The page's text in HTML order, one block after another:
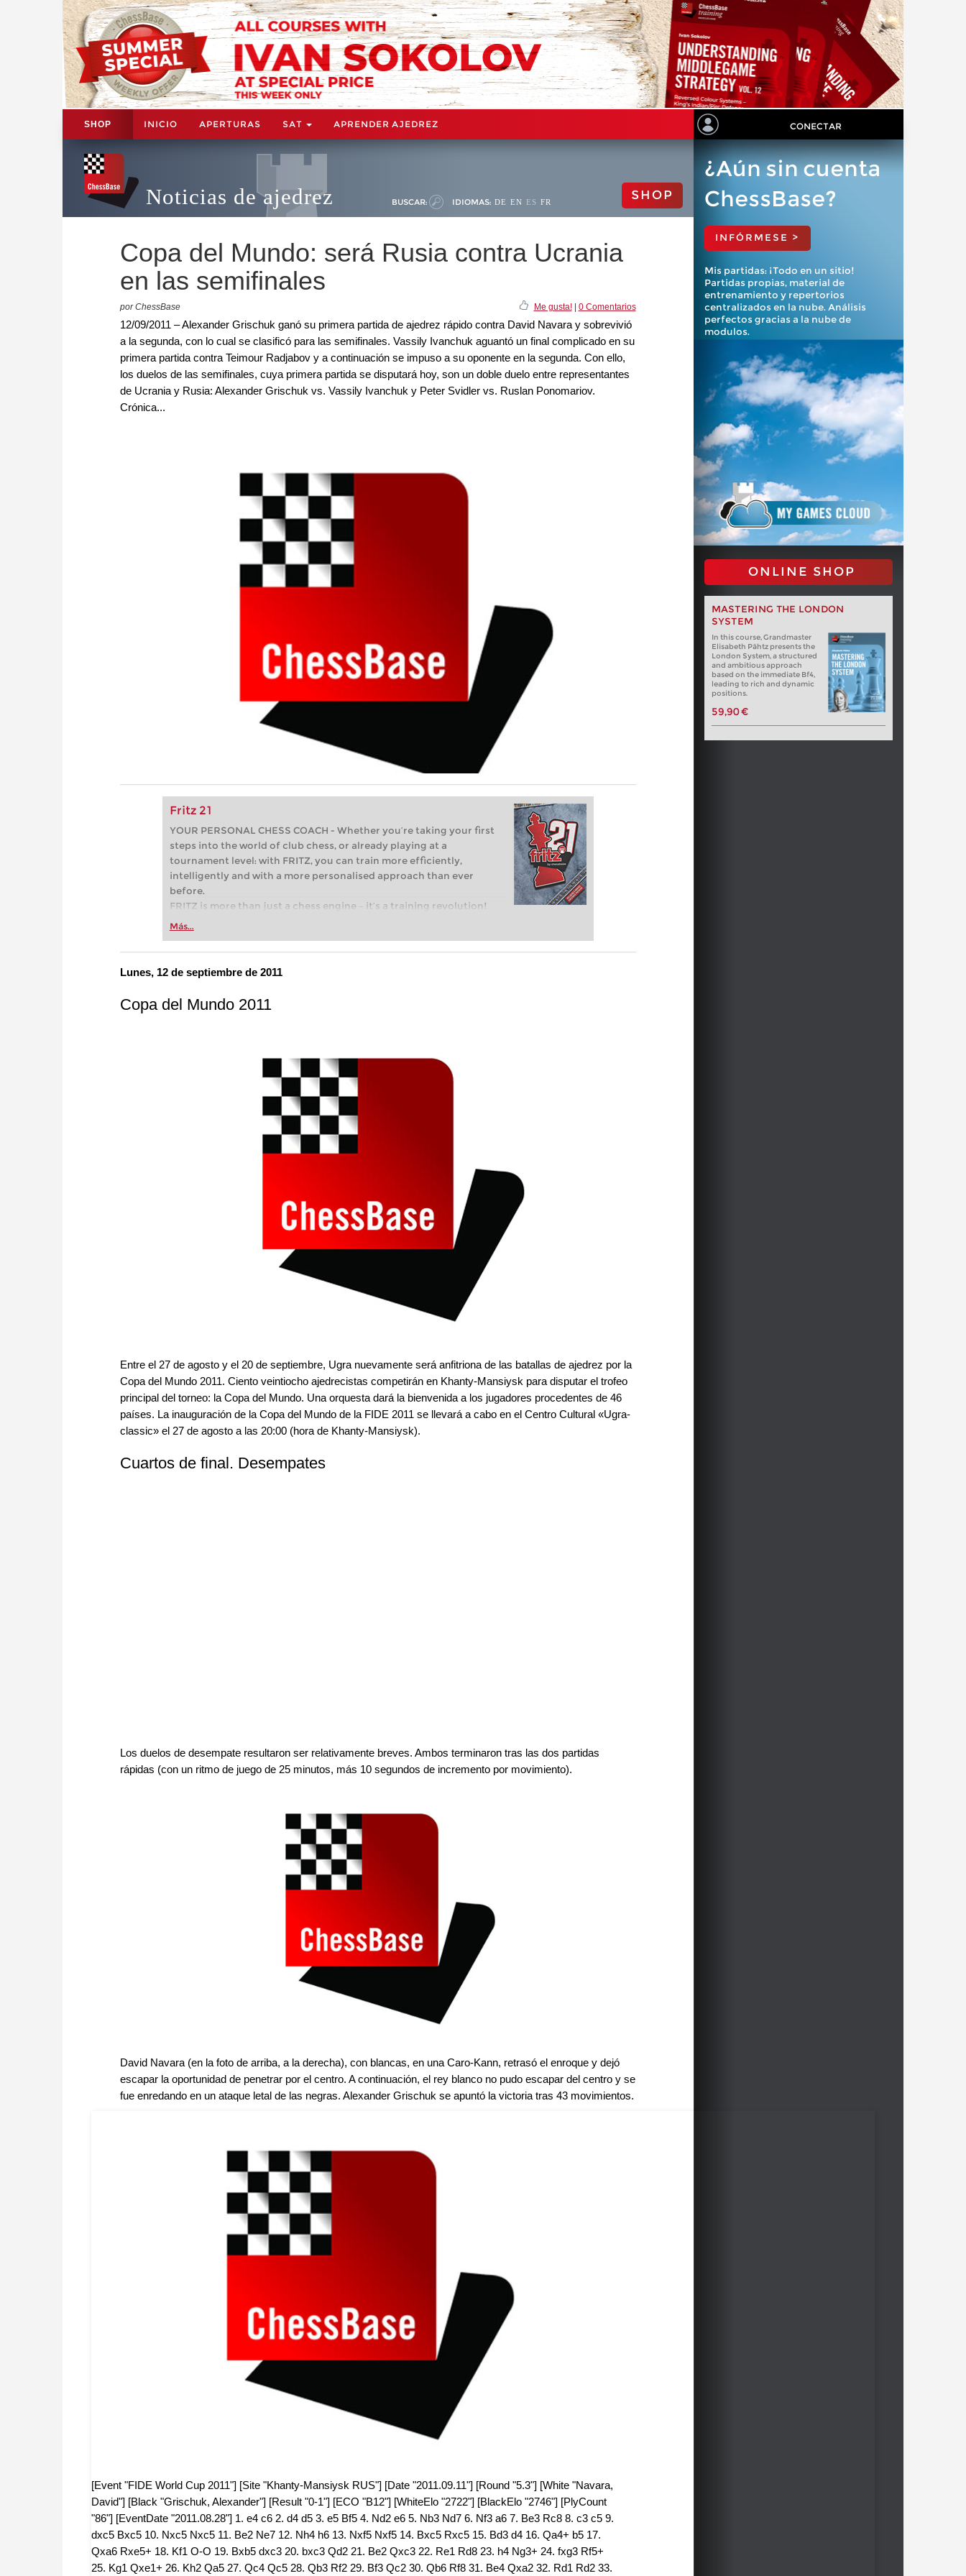
SHOP INICIO APERTURAS SAT APRENDER AJEDREZ CONECTAR
Noticias de ajedrez BUSCAR: IDIOMAS: DE EN ES FR SHOP
Copa del Mundo: será Rusia contra Ucrania
en las semifinales
por ChessBase Me gusta!| 0 Comentarios
12/09/2011 – Alexander Grischuk ganó su primera partida de ajedrez rápido contra David Navara y sobrevivió
a la segunda, con lo cual se clasificó para las semifinales. Vassily Ivanchuk aguantó un final complicado en su
primera partida contra Teimour Radjabov y a continuación se impuso a su oponente en la segunda. Con ello,
los duelos de las semifinales, cuya primera partida se disputará hoy, son un doble duelo entre representantes
de Ucrania y Rusia: Alexander Grischuk vs. Vassily Ivanchuk y Peter Svidler vs. Ruslan Ponomariov.
Crónica...
Fritz 21
YOUR PERSONAL CHESS COACH - Whether you’re taking your first
steps into the world of club chess, or already playing at a
tournament level: with FRITZ, you can train more efficiently,
intelligently and with a more personalised approach than ever
before.
FRITZ is more than just a chess engine – it’s a training revolution!
Whether you’re taking your first steps into the world of club chess,
more efficiently, intelligently and with a more personalised
approach than ever before.
Más...
¿Aún sin cuenta
ChessBase?
INFÓRMESE >
Mis partidas: ¡Todo en un sitio!
Partidas propias, material de
entrenamiento y repertorios
centralizados en la nube. Análisis
perfectos gracias a la nube de
modulos.
ONLINE SHOP
MASTERING THE LONDON
SYSTEM
In this course, Grandmaster
Elisabeth Pähtz presents the
London System, a structured
and ambitious approach
based on the immediate Bf4,
leading to rich and dynamic
positions.
59,90 €
Lunes, 12 de septiembre de 2011
Copa del Mundo 2011
Entre el 27 de agosto y el 20 de septiembre, Ugra nuevamente será anfitriona de las batallas de ajedrez por la
Copa del Mundo 2011. Ciento veintiocho ajedrecistas competirán en Khanty-Mansiysk para disputar el trofeo
principal del torneo: la Copa del Mundo. Una orquesta dará la bienvenida a los jugadores procedentes de 46
países. La inauguración de la Copa del Mundo de la FIDE 2011 se llevará a cabo en el Centro Cultural «Ugra-
classic» el 27 de agosto a las 20:00 (hora de Khanty-Mansiysk).
Cuartos de final. Desempates
Los duelos de desempate resultaron ser relativamente breves. Ambos terminaron tras las dos partidas
rápidas (con un ritmo de juego de 25 minutos, más 10 segundos de incremento por movimiento).
David Navara (en la foto de arriba, a la derecha), con blancas, en una Caro-Kann, retrasó el enroque y dejó
escapar la oportunidad de penetrar por el centro. A continuación, el rey blanco no pudo escapar del centro y se
fue enredando en un ataque letal de las negras. Alexander Grischuk se apuntó la victoria tras 43 movimientos.
[Event "FIDE World Cup 2011"] [Site "Khanty-Mansiysk RUS"] [Date "2011.09.11"] [Round "5.3"] [White "Navara,
David"] [Black "Grischuk, Alexander"] [Result "0-1"] [ECO "B12"] [WhiteElo "2722"] [BlackElo "2746"] [PlyCount
"86"] [EventDate "2011.08.28"] 1. e4 c6 2. d4 d5 3. e5 Bf5 4. Nd2 e6 5. Nb3 Nd7 6. Nf3 a6 7. Be3 Rc8 8. c3 c5 9.
dxc5 Bxc5 10. Nxc5 Nxc5 11. Be2 Ne7 12. Nh4 h6 13. Nxf5 Nxf5 14. Bxc5 Rxc5 15. Bd3 d4 16. Qa4+ b5 17.
Qxa6 Rxe5+ 18. Kf1 O-O 19. Bxb5 dxc3 20. bxc3 Qd2 21. Be2 Qxc3 22. Re1 Rd8 23. h4 Ng3+ 24. fxg3 Rf5+
25. Kg1 Qxe1+ 26. Kh2 Qa5 27. Qc4 Qc5 28. Qb3 Rf2 29. Bf3 Qc2 30. Qb6 Rf8 31. Be4 Qxa2 32. Rd1 Rd2 33.